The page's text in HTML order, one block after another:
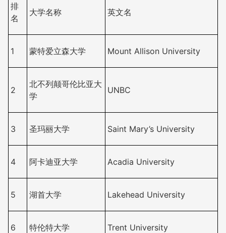
排
名
大学名称 英文名
1 蒙特爱立森大学 Mount Allison University
2
北不列颠哥伦比亚大
学
UNBC
3 圣玛丽大学 Saint Mary’s University
4 阿卡迪亚大学 Acadia University
5 湖首大学 Lakehead University
6 特伦特大学 Trent University